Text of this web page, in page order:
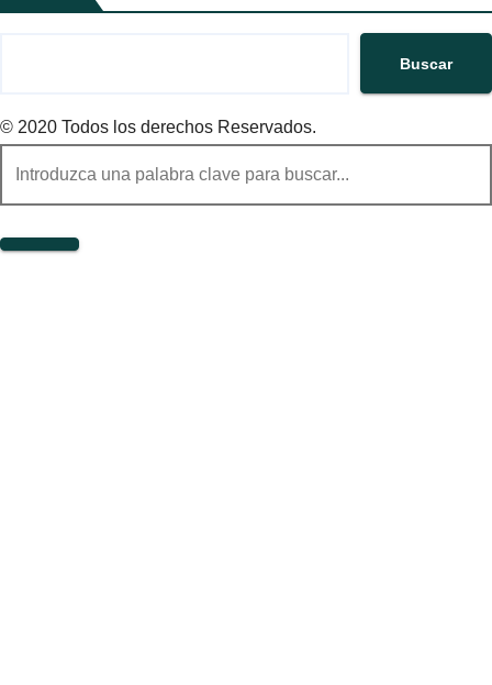
Buscar
© 2020 Todos los derechos Reservados.